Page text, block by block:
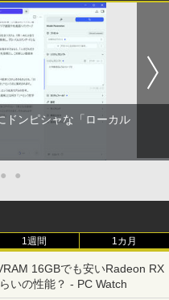
ドンピシャな「ローカル
● ●
1週間 1カ月
16GBでも安いRadeon RX
いの性能？ - PC Watch